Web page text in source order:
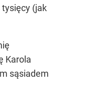
(jak
Karola
sąsiadem